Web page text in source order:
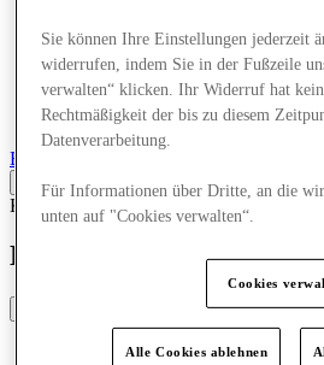
Dienstleistungen
Reiseführer
Mehr
Back
Kleidung 18.02.26
Neue Sammlungen, neue
Sie können Ihre Einstellungen jederzeit
widerrufen, indem Sie in der Fußzeile
verwalten“ klicken. Ihr Widerruf hat
Rechtmäßigkeit der bis zu diesem
Datenverarbeitung.
Für Informationen über Dritte, an die
unten auf "Cookies verwalten“.
Cookies
Alle Cookies ablehnen